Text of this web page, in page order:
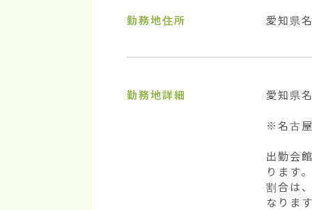
勤務地住所 愛知県
勤務地詳細 愛知県
※名古
出勤会
ります。
割合は
なりま